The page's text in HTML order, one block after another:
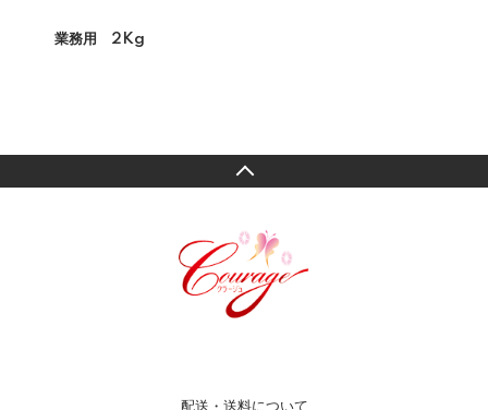
業務用 2Kg
配送・送料について